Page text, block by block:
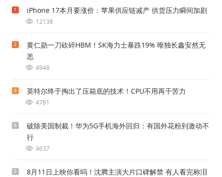
1 iPhone 17本月要涨价：苹果供应链减产 供货压力瞬间加剧
12138
2
黄仁勋一刀砍碎HBM！SK海力士暴跌19% 唯独长鑫安然无
恙
4948
3 英特尔终于掏出了压箱底的技术！CPU不用再干苦力
4781
4
破除美国制裁！华为5G手机海外回归：有国外花粉到激动不
行
4637
5
8月11日上映你看吗！沈腾主演大片口碑解禁 有人看完称泪